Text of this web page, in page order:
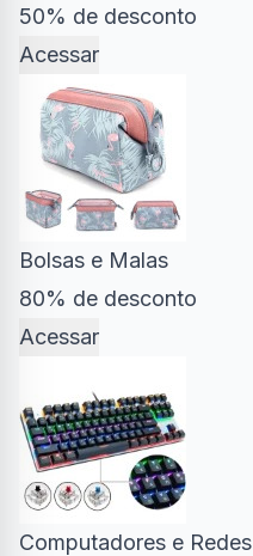
50% de desconto
Acessar
Bolsas e Malas
80% de desconto
Acessar
Computadores e Redes